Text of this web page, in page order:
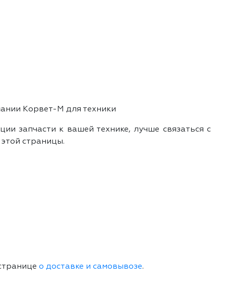
Корвет-М для техники
запчасти к вашей технике, лучше связаться с
страницы.
о доставке и самовывозе.